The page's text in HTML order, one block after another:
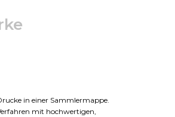
in einer Sammlermappe.
mit hochwertigen,